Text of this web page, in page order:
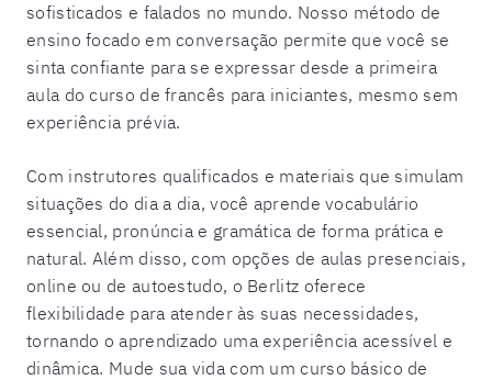
sofisticados e falados no mundo. Nosso método de
ensino focado em conversação permite que você se
sinta confiante para se expressar desde a primeira
aula do curso de francês para iniciantes, mesmo sem
experiência prévia.
Com instrutores qualificados e materiais que simulam
situações do dia a dia, você aprende vocabulário
essencial, pronúncia e gramática de forma prática e
natural. Além disso, com opções de aulas presenciais,
online ou de autoestudo, o Berlitz oferece
flexibilidade para atender às suas necessidades,
tornando o aprendizado uma experiência acessível e
dinâmica. Mude sua vida com um curso básico de